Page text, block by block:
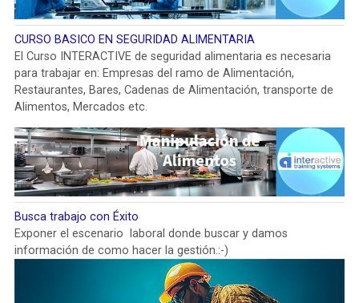
CURSO BASICO EN SEGURIDAD ALIMENTARIA
El Curso INTERACTIVE de seguridad alimentaria es necesaria
para trabajar en: Empresas del ramo de Alimentación,
Restaurantes, Bares, Cadenas de Alimentación, transporte de
Alimentos, Mercados etc.
Busca trabajo con Éxito
Exponer el escenario laboral donde buscar y damos
información de como hacer la gestión.:-)